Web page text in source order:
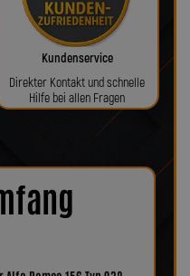
Kundenservice
Direkter Kontakt und schnelle
Hilfe bei allen Fragen